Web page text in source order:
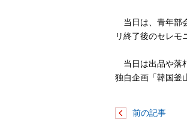
当日は、青年部
リ終了後のセレモ
当日は出品や落
独自企画「韓国釜
前の記事